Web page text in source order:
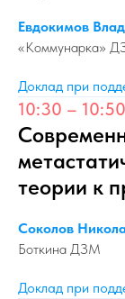
Евдокимов
«Коммунарка»
Доклад при
10:30 – 10:50
теории к
Соколов
Боткина ДЗМ
Доклад при